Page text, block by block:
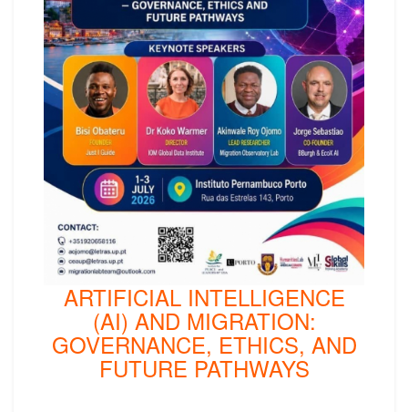
ARTIFICIAL INTELLIGENCE
(AI) AND MIGRATION:
GOVERNANCE, ETHICS, AND
FUTURE PATHWAYS